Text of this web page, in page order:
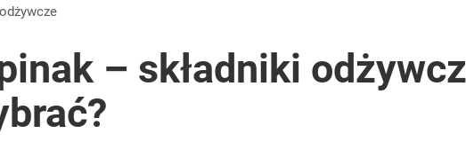
odżywcze
– składniki